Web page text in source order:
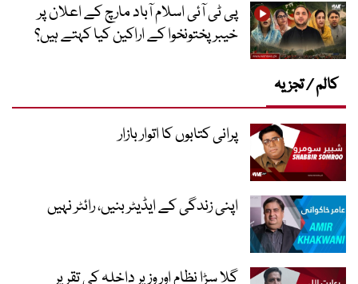
پی ٹی آئی اسلام آباد مارچ کے اعلان پر
خیبر پختونخوا کے اراکین کیا کہتے ہیں؟
کالم / تجزیہ
پرانی کتابوں کا اتوار بازار
اپنی زندگی کے ایڈیٹر بنیں، رائٹر نہیں
گلا سڑا نظام اور وزیر داخلہ کی تقریر